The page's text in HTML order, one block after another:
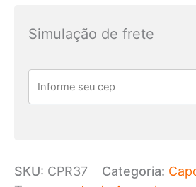
para
Cabine
Simulação de frete
SKU: CPR37 Categoria: